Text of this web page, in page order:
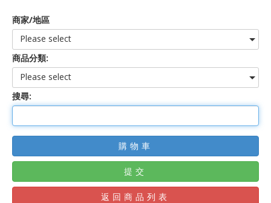
商家/地區
Please select
商品分類:
Please select
搜尋:
購物車
提交
返回商品列表